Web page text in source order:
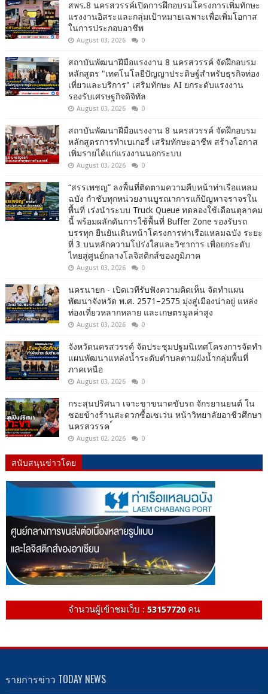
สพร.8 นครสวรรค์เปิดการฝึกอบรมโครงการเพิ่มทักษะ
แรงงานอิสระและกลุ่มเป้าหมายเฉพาะเพื่อเพิ่มโอกาส
ในการประกอบอาชีพ
August 03, 2026 0
สถาบันพัฒนาฝีมือแรงงาน 8 นครสวรรค์ จัดฝึกอบรม
หลักสูตร "เทคโนโลยีปัญญาประดิษฐ์สำหรับธุรกิจท่อง
เที่ยวและบริการ" เสริมทักษะ AI ยกระดับแรงงาน
รองรับเศรษฐกิจดิจิทัล
August 03, 2026 0
สถาบันพัฒนาฝีมือแรงงาน 8 นครสวรรค์ จัดฝึกอบรม
หลักสูตรการทำเบเกอรี่ เสริมทักษะอาชีพ สร้างโอกาส
เพิ่มรายได้แก่แรงงานนอกระบบ
August 03, 2026 0
“สรรเพชญ” ลงพื้นที่ติดตามความคืบหน้าท่าเรือแหลม
ฉบัง กำชับทุกหน่วยงานบูรณาการแก้ปัญหาจราจรใน
พื้นที่ เร่งนำระบบ Truck Queue ทดลองใช้เดือนตุลาคม
นี้ พร้อมผลักดันการใช้พื้นที่ Buffer Zone รองรับรถ
บรรทุก ยืนยันเดินหน้าโครงการท่าเรือแหลมฉบัง ระยะ
ที่ 3 บนหลักความโปร่งใสและวิชาการ เพื่อยกระดับ
ไทยสู่ศูนย์กลางโลจิสติกส์ของภูมิภาค
August 03, 2026 0
นครนายก - เปิดเวทีรับฟังความคิดเห็น จัดทำแผน
พัฒนาจังหวัด พ.ศ. 2571–2575 มุ่งสู่เมืองน่าอยู่ แหล่ง
ท่องเที่ยวหลากหลาย และเกษตรมูลค่าสูง
August 03, 2026 0
จังหวัดนครสวรรค์ จัดประชุมปฐมนิเทศโครงการจัดทำ
แผนพัฒนาแหล่งน้ำระดับตำบลตามผังน้ำกลุ่มพื้นที่
ภาคเหนือ
August 03, 2026 0
กระสุนปริศนา เจาะขาขนาดขับรถ จักรยานยนต์ ใน
ซอยข้างร้านสะดวกซื้อเซเว่น หน้าวิทยาลัยอาชีวศึกษา
นครสวรรค ์
August 02, 2026 0
สนับสนุนข่าวโดย
จำนวนผู้เข้าชมเว็บ : 53157720คน
รายการข่าว TODAY NEWS